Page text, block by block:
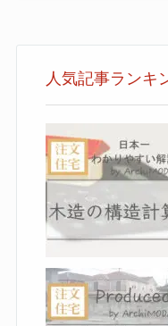
人気記事ランキ